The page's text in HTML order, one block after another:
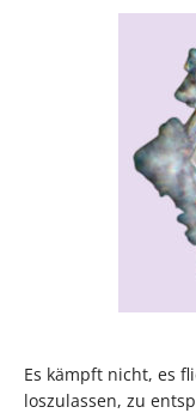
Es kämpft nicht, es
loszulassen, zu